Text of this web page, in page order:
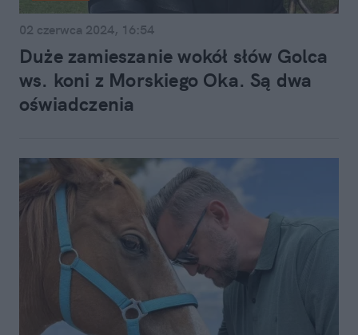
02 czerwca 2024, 16:54
Duże zamieszanie wokół słów Golca
ws. koni z Morskiego Oka. Są dwa
oświadczenia